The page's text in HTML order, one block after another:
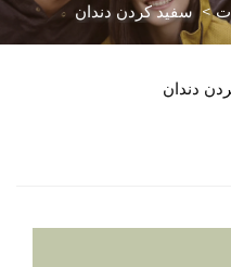
> سفید کردن دندان
دندان